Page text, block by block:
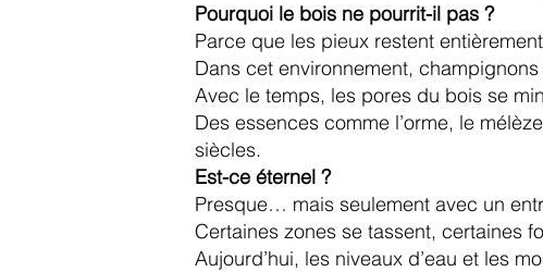
Pourquoi le bois ne pourrit-il pas ?
Parce que les pieux restent
Dans cet environnement,
Avec le temps, les pores du bois se
Des essences comme l’orme, le
siècles.
Est-ce éternel ?
Presque… mais seulement avec un
Certaines zones se tassent, certaines
Aujourd’hui, les niveaux d’eau et les